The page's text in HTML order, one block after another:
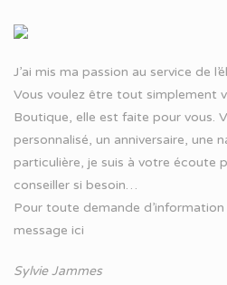
J’ai mis ma passion au service de
Vous voulez être tout simplement
Boutique, elle est faite pour vous.
personnalisé, un anniversaire, une
particulière, je suis à votre écoute
conseiller si besoin…
Pour toute demande d’information
message ici
Sylvie Jammes